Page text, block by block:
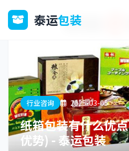
泰运包装
行业咨询 2025-03-05
纸箱包装有什么优
优势) - 泰运包装